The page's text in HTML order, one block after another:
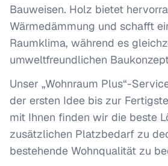
Bauweisen. Holz bietet
Wärmedämmung und schafft
Raumklima, während es
umweltfreundlichen
Unser „Wohnraum Plus“-
der ersten Idee bis zur
mit Ihnen finden wir die beste
zusätzlichen Platzbedarf zu
bestehende Wohnqualität zu